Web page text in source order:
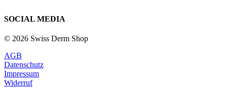
SOCIAL MEDIA
© 2026 Swiss Derm Shop
AGB
Datenschutz
Impressum
Widerruf